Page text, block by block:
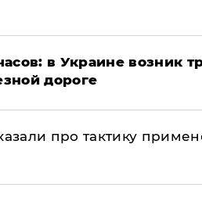
в Украине возник
дороге
про тактику